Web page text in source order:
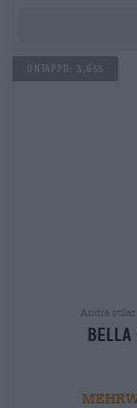
Untappd: 3,655
Andra
bella